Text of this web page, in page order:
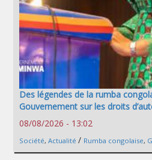
Des légendes de la rumba
Gouvernement sur les droits
08/08/2026 - 13:02
Société, Actualité / Rumba congolaise,